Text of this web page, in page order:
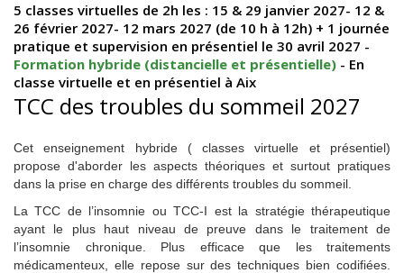
5 classes virtuelles de 2h les : 15 & 29 janvier 2027- 12 &
26 février 2027- 12 mars 2027 (de 10 h à 12h) + 1 journée
pratique et supervision en présentiel le 30 avril 2027 -
Formation hybride (distancielle et présentielle) - En
classe virtuelle et en présentiel à Aix
TCC des troubles du sommeil 2027
Cet enseignement hybride ( classes virtuelle et présentiel)
propose d'aborder les aspects théoriques et surtout pratiques
dans la prise en charge des différents troubles du sommeil.
La TCC de l’insomnie ou TCC-I est la stratégie thérapeutique
ayant le plus haut niveau de preuve dans le traitement de
l’insomnie chronique. Plus efficace que les traitements
médicamenteux, elle repose sur des techniques bien codifiées.